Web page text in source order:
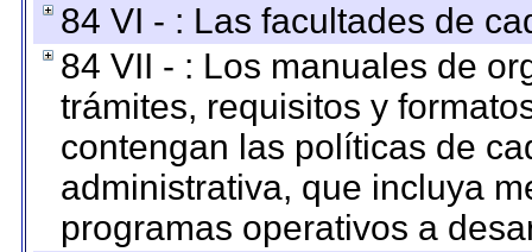
84 VI - : Las facultades de
84 VII - : Los manuales de
trámites, requisitos y
contengan las políticas de
administrativa, que incluya
programas operativos a